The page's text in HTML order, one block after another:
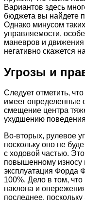
Вариантов здесь
бюджета вы найдете
Однако минусом
управляемости,
маневров и
негативно скажется
Угрозы и
Следует отметить,
имеет определенные
смещение центра
ухудшению
Во-вторых, рулевое
поскольку оно не
с ходовой частью.
повышенному износу
эксплуатация Форда
100%. Дело в том,
наклона и
последнее,